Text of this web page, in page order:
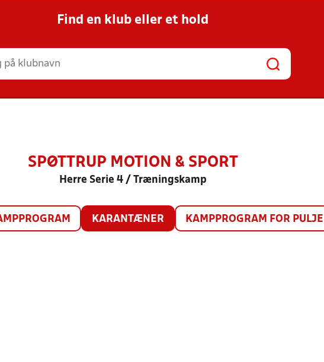
Find en klub eller et hold
SPØTTRUP MOTION & SPORT
Herre Serie 4 / Træningskamp
KARANTÆNER KAMPPROGRAM FOR PULJE